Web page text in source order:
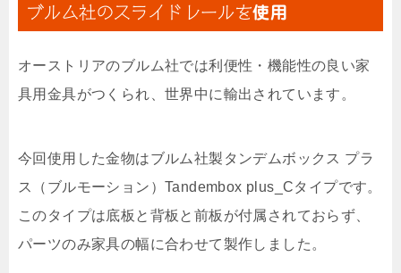
ブルム社のスライドレールを使用
オーストリアのブルム社では利便性・機能性の良い家
具用金具がつくられ、世界中に輸出されています。
今回使用した金物はブルム社製タンデムボックス プラ
ス（ブルモーション）Tandembox plus_Cタイプです。
このタイプは底板と背板と前板が付属されておらず、
パーツのみ家具の幅に合わせて製作しました。